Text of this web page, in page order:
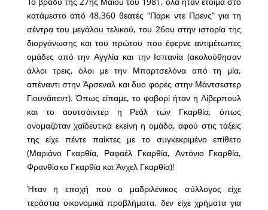
κατάμεστο από 48.360 θεατές “Παρκ ντε Πρενς” για τη
σέντρα του μεγάλου τελικού, του 26ου στην ιστορία της
διοργάνωσης και του πρώτου που έφερνε αντιμέτωπες
ομάδες από την Αγγλία και την Ισπανία (ακολούθησαν
άλλοι τρεις, όλοι με την Μπαρτσελόνα από τη μία,
απέναντι στην Άρσεναλ και δυο φορές στην Μάντσεστερ
Γιουνάιτεντ). Όπως είπαμε, το φαβορί ήταν η Λίβερπουλ
και το αουτσάιντερ η Ρεάλ των Γκαρθία, όπως
ονομαζόταν χαϊδευτικά εκείνη η ομάδα, αφού στις τάξεις
της είχε πέντε παίκτες με το συγκεκριμένο επίθετο
(Μαριάνο Γκαρθία, Ραφαέλ Γκαρθία, Αντόνιο Γκαρθία,
Φρανθίσκο Γκαρθία και Άνχελ Γκαρθία)!
Ήταν η εποχή που ο μαδριλένικος σύλλογος είχε
τεράστια οικονομικά προβλήματα, δεν είχε χρήματα για